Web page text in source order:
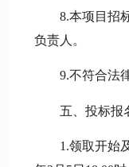
8.本项目招
负责人。
9.不符合法
五、投标报
1.领取开始